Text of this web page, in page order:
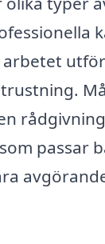
arbetet
passar